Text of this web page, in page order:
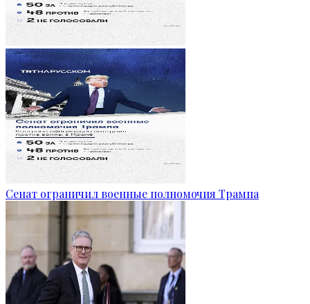
Сенат ограничил военные полномочия Трампа